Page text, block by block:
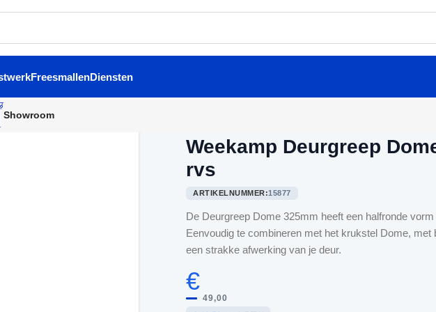
FreesmallenDiensten
Showroom
Weekamp Deurgreep
rvs
ARTIKELNUMMER:15877
De Deurgreep Dome 325mm heeft een halfronde
Eenvoudig te combineren met het krukstel Dome,
een strakke afwerking van je deur.
€
49,00